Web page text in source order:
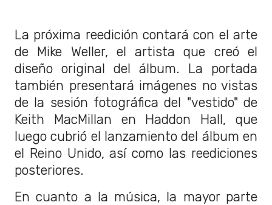
La próxima reedición contará con el arte
de Mike Weller, el artista que creó el
diseño original del álbum. La portada
también presentará imágenes no vistas
de la sesión fotográfica del "vestido" de
Keith MacMillan en Haddon Hall, que
luego cubrió el lanzamiento del álbum en
el Reino Unido, así como las reediciones
posteriores.
En cuanto a la música, la mayor parte